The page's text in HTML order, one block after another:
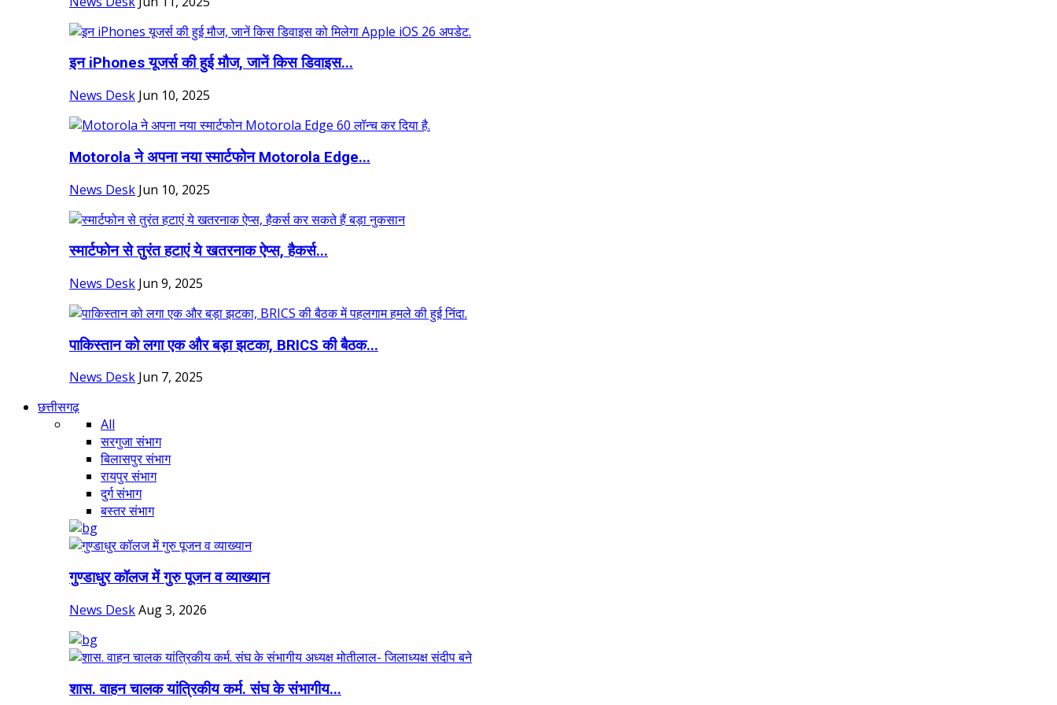
इन iPhones यूजर्स की हुई मौज, जानें क‍िस ड‍िवाइस...
News Desk Jun 10, 2025
Motorola ने अपना नया स्मार्टफोन Motorola Edge...
News Desk Jun 10, 2025
स्मार्टफोन से तुरंत हटाएं ये खतरनाक ऐप्स, हैकर्स...
News Desk Jun 9, 2025
पाकिस्तान को लगा एक और बड़ा झटका, BRICS की बैठक...
News Desk Jun 7, 2025
छत्तीसगढ़
All
सरगुजा संभाग
बिलासपुर संभाग
रायपुर संभाग
दुर्ग संभाग
बस्तर संभाग
गुण्डाधुर कॉलज में गुरु पूजन व व्याख्यान
News DeskAug 3, 2026
शास. वाहन चालक यांत्रिकीय कर्म. संघ के संभागीय...